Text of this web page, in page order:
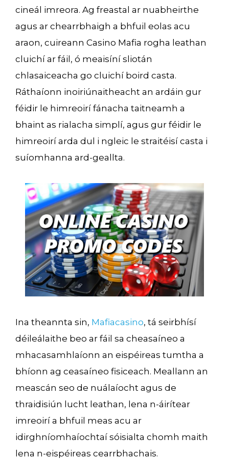
cineál imreora. Ag freastal ar nuabheirthe
agus ar chearrbhaigh a bhfuil eolas acu
araon, cuireann Casino Mafia rogha leathan
cluichí ar fáil, ó meaisíní sliotán
chlasaiceacha go cluichí boird casta.
Ráthaíonn inoiriúnaitheacht an ardáin gur
féidir le himreoirí fánacha taitneamh a
bhaint as rialacha simplí, agus gur féidir le
himreoirí arda dul i ngleic le straitéisí casta i
suíomhanna ard-geallta.
Ina theannta sin, Mafiacasino, tá seirbhísí
déileálaithe beo ar fáil sa cheasaíneo a
mhacasamhlaíonn an eispéireas tumtha a
bhíonn ag ceasaíneo fisiceach. Meallann an
meascán seo de nuálaíocht agus de
thraidisiún lucht leathan, lena n-áirítear
imreoirí a bhfuil meas acu ar
idirghníomhaíochtaí sóisialta chomh maith
lena n-eispéireas cearrbhachais.